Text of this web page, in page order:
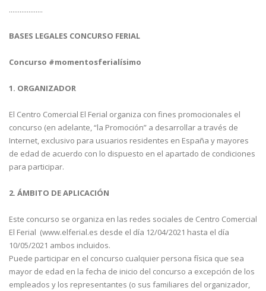
...................
BASES LEGALES CONCURSO FERIAL
Concurso #momentosferialísimo
1. ORGANIZADOR
El Centro Comercial El Ferial organiza con fines promocionales el
concurso (en adelante, “la Promoción” a desarrollar a través de
Internet, exclusivo para usuarios residentes en España y mayores
de edad de acuerdo con lo dispuesto en el apartado de condiciones
para participar.
2. ÁMBITO DE APLICACIÓN
Este concurso se organiza en las redes sociales de Centro Comercial
El Ferial (www.elferial.es desde el día 12/04/2021 hasta el día
10/05/2021 ambos incluidos.
Puede participar en el concurso cualquier persona física que sea
mayor de edad en la fecha de inicio del concurso a excepción de los
empleados y los representantes (o sus familiares del organizador,